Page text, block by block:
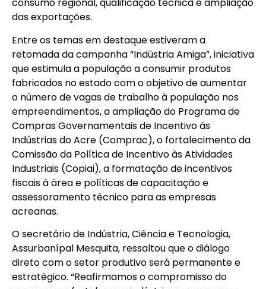
consumo regional, qualificação técnica e ampliação
das exportações.
Entre os temas em destaque estiveram a
retomada da campanha “Indústria Amiga”, iniciativa
que estimula a população a consumir produtos
fabricados no estado com o objetivo de aumentar
o número de vagas de trabalho à população nos
empreendimentos, a ampliação do Programa de
Compras Governamentais de Incentivo às
Indústrias do Acre (Comprac), o fortalecimento da
Comissão da Política de Incentivo às Atividades
Industriais (Copiai), a formatação de incentivos
fiscais à área e políticas de capacitação e
assessoramento técnico para as empresas
acreanas.
O secretário de Indústria, Ciência e Tecnologia,
Assurbanípal Mesquita, ressaltou que o diálogo
direto com o setor produtivo será permanente e
estratégico. “Reafirmamos o compromisso do